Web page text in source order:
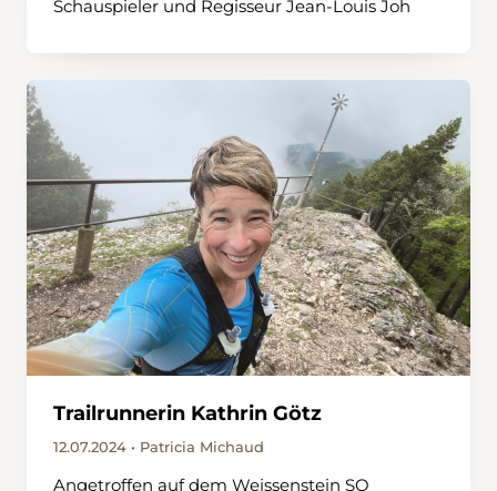
Schauspieler und Regisseur Jean-Louis Joh
Trailrunnerin Kathrin Götz
12.07.2024 • Patricia Michaud
Angetroffen auf dem Weissenstein SO